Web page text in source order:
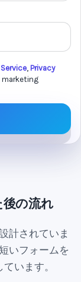
, Privacy
marketing
の流れ
計されていま
いフォームを
います。